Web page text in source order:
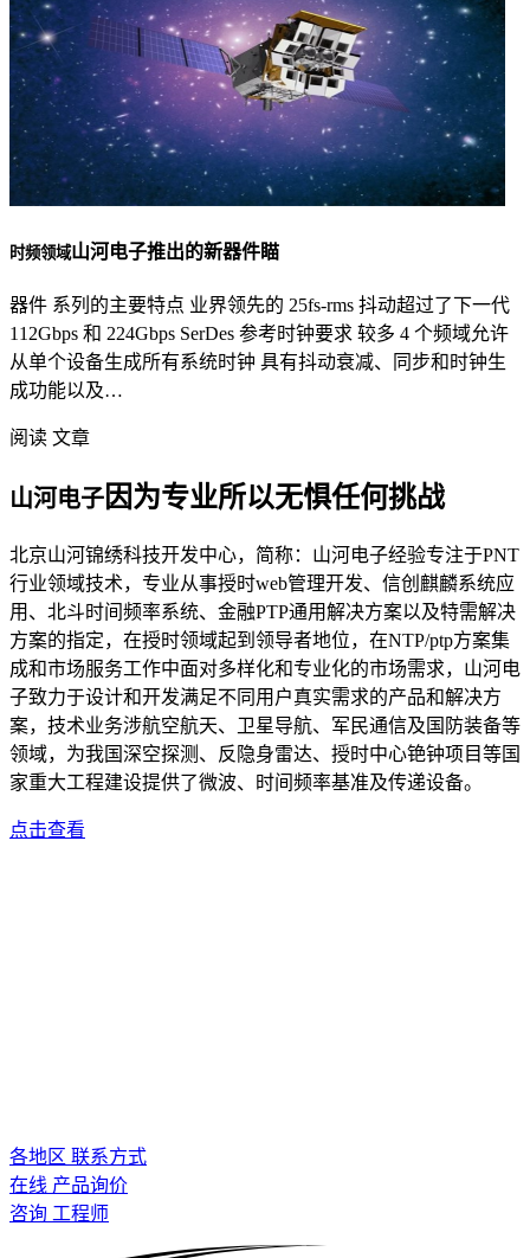
时频领域山河电子推出的新器件瞄
器件 系列的主要特点 业界领先的 25fs-rms 抖动超过了下一代
112Gbps 和 224Gbps SerDes 参考时钟要求 较多 4 个频域允许
从单个设备生成所有系统时钟 具有抖动衰减、同步和时钟生
成功能以及…
阅读 文章
山河电子因为专业所以无惧任何挑战
北京山河锦绣科技开发中心，简称：山河电子经验专注于PNT
行业领域技术，专业从事授时web管理开发、信创麒麟系统应
用、北斗时间频率系统、金融PTP通用解决方案以及特需解决
方案的指定，在授时领域起到领导者地位，在NTP/ptp方案集
成和市场服务工作中面对多样化和专业化的市场需求，山河电
子致力于设计和开发满足不同用户真实需求的产品和解决方
案，技术业务涉航空航天、卫星导航、军民通信及国防装备等
领域，为我国深空探测、反隐身雷达、授时中心铯钟项目等国
家重大工程建设提供了微波、时间频率基准及传递设备。
点击查看
各地区 联系方式
在线 产品询价
咨询 工程师